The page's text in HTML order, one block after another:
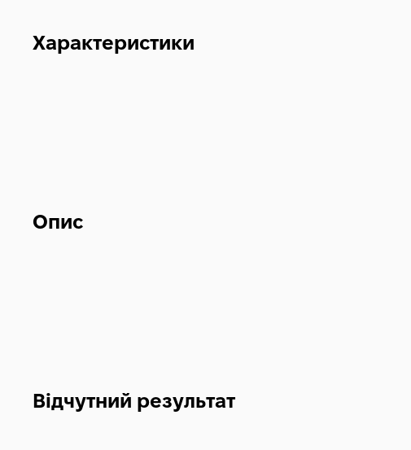
Характеристики
Опис
Відчутний результат